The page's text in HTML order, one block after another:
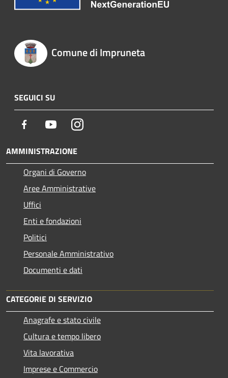
Comune di Impruneta
SEGUICI SU
Facebook YoutubeInstagram
AMMINISTRAZIONE
Organi di Governo
Aree Amministrative
Uffici
Enti e fondazioni
Politici
Personale Amministrativo
Documenti e dati
CATEGORIE DI SERVIZIO
Anagrafe e stato civile
Cultura e tempo libero
Vita lavorativa
Imprese e Commercio